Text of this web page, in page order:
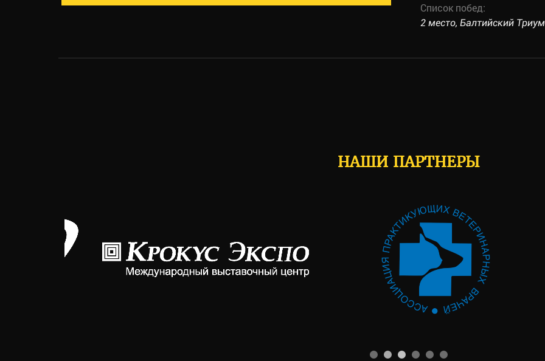
Список побед:
2 место, Балтийский
НАШИ ПАРТНЕРЫ